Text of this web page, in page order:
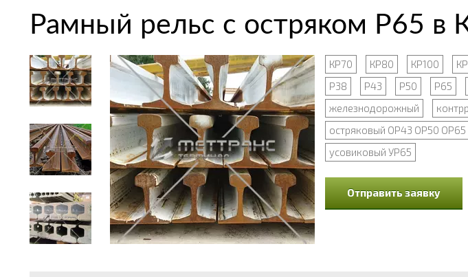
Рамный рельс с остряком Р65 в
КР70 КР80 КР100
Р38
Р43 Р50 Р65
железнодорожный
остряковый ОР43 ОР50 ОР65
усовиковый УР65
Отправить заявку